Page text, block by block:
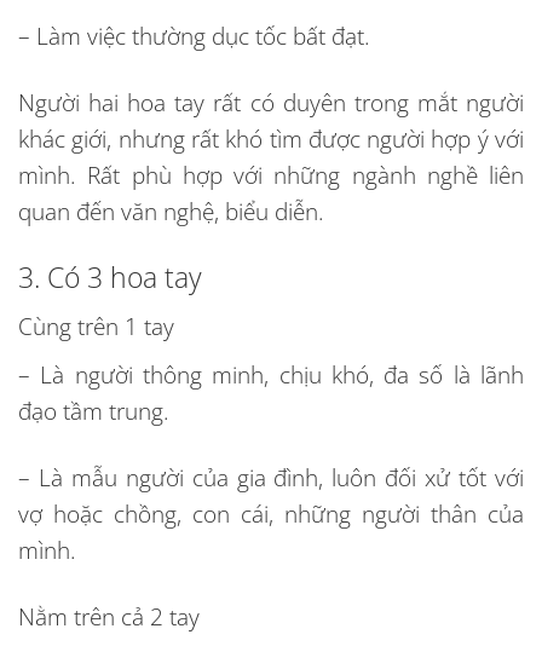
– Làm việc thường dục tốc bất đạt.
Người hai hoa tay rất có duyên trong mắt người
khác giới, nhưng rất khó tìm được người hợp ý với
mình. Rất phù hợp với những ngành nghề liên
quan đến văn nghệ, biểu diễn.
3. Có 3 hoa tay
Cùng trên 1 tay
– Là người thông minh, chịu khó, đa số là lãnh
đạo tầm trung.
– Là mẫu người của gia đình, luôn đối xử tốt với
vợ hoặc chồng, con cái, những người thân của
mình.
Nằm trên cả 2 tay